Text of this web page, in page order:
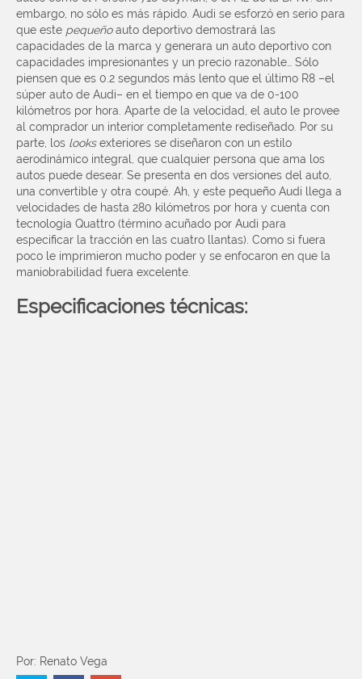
embargo, no sólo es más rápido. Audi se esforzó en serio para
que este pequeñoauto deportivo demostrará las
capacidades de la marca y generara un auto deportivo con
capacidades impresionantes y un precio razonable… Sólo
piensen que es 0.2 segundos más lento que el último R8 –el
súper auto de Audi– en el tiempo en que va de 0-100
kilómetros por hora. Aparte de la velocidad, el auto le provee
al comprador un interior completamente rediseñado. Por su
parte, los looksexteriores se diseñaron con un estilo
aerodinámico integral,
que cualquier persona que ama los
autos puede desear. Se presenta en dos versiones del auto,
una convertible y otra coupé. Ah, y este pequeño Audi llega a
velocidades de hasta 280 kilómetros por hora y cuenta con
tecnología Quattro (término acuñado por Audi para
especificar la tracción en las cuatro llantas). Como si fuera
poco le imprimieron mucho poder y se enfocaron en que la
maniobrabilidad fuera excelente.
Especificaciones técnicas:
Por: Renato Vega